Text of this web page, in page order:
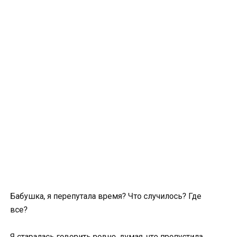
Бабушка, я перепутала время? Что случилось? Где
все?